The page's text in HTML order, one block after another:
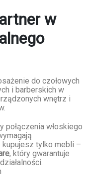
w
do czołowych
i barberskich w
wnętrz i
połączenia włoskiego
kupujesz tylko mebli –
, który gwarantuje